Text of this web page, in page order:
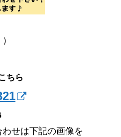
ちら
せは下記の画像を